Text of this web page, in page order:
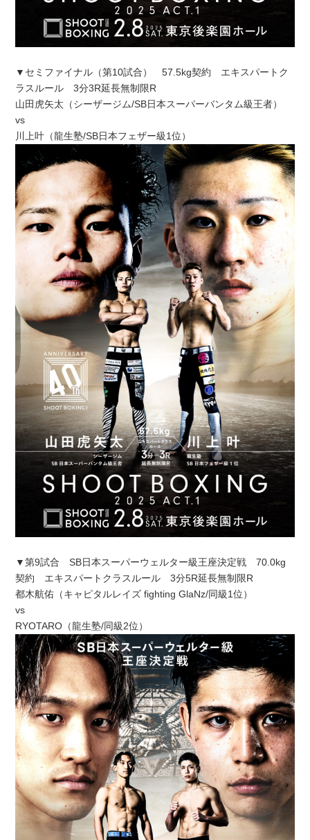
▼セミファイナル（第10試合） 57.5kg契約 エキスパートク
ラスルール 3分3R延長無制限R
山田虎矢太（シーザージム/SB日本スーパーバンタム級王者）
vs
川上叶（龍生塾/SB日本フェザー級1位）
▼第9試合 SB日本スーパーウェルター級王座決定戦 70.0kg
契約 エキスパートクラスルール 3分5R延長無制限R
都木航佑（キャピタルレイズ fighting GlaNz/同級1位）
vs
RYOTARO（龍生塾/同級2位）